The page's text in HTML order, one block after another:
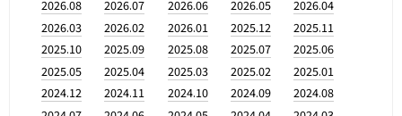
2026.08 2026.07 2026.06 2026.05
2026.04
2026.03
2026.02 2026.01 2025.12
2025.11
2025.10
2025.09 2025.08 2025.07
2025.06
2025.05
2025.04 2025.03 2025.02
2025.01
2024.12
2024.11 2024.10 2024.09
2024.08